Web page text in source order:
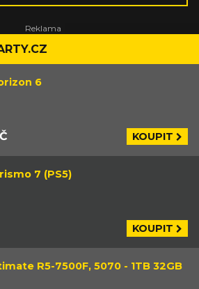
6
KOUPIT
7 (PS5)
KOUPIT
R5-7500F, 5070 - 1TB 32GB
vyplodí kreativní indie scéna. Hraje
V rámci stolních her miluje
koopy s kampaněmi a velmi